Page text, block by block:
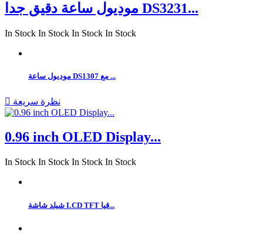
موديول ساعة دقيق جدا DS3231...
In Stock In Stock In Stock In Stock
موديول ساعة DS1307 مع ...
 نظرة سريعة
0.96 inch OLED Display...
In Stock In Stock In Stock In Stock
شيلد شاشة LCD TFT قيا...